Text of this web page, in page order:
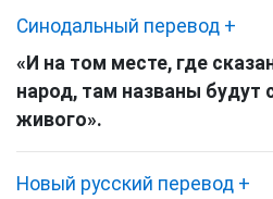
Синодальный перевод +
«И на том месте, где
народ, там названы будут
живого».
Новый русский перевод +